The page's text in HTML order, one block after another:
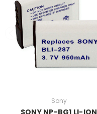
Sony
SONY NP-BG1 LI-ION